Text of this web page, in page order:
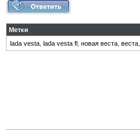
Метки
lada vesta lada vesta fl новая веста веста